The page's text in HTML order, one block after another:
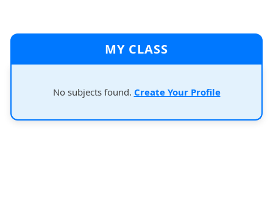
MY CLASS
No subjects found. Create Your Profile